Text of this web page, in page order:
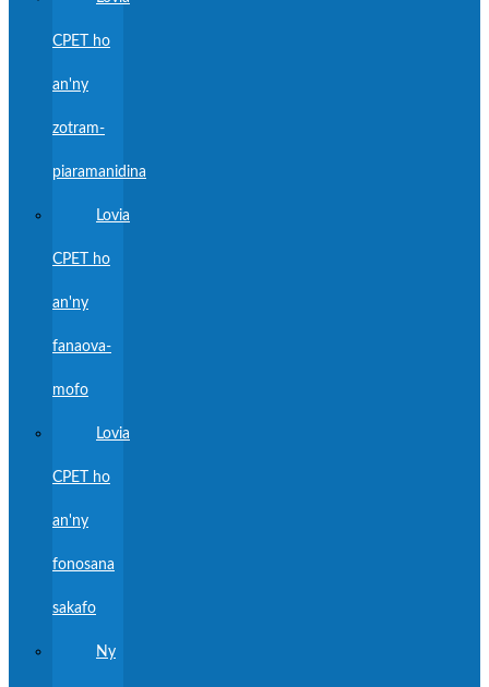
CPET ho
an'ny
zotram-
piaramanidina
Lovia
CPET ho
an'ny
fanaova-
mofo
Lovia
CPET ho
an'ny
fonosana
sakafo
Ny